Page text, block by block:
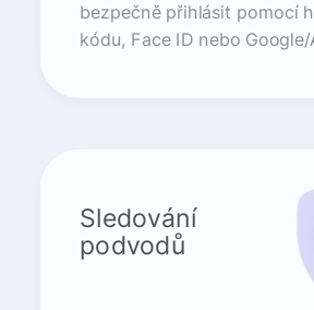
bezpečně přihlásit pomocí
kódu, Face ID nebo Google/
Sledování
podvodů